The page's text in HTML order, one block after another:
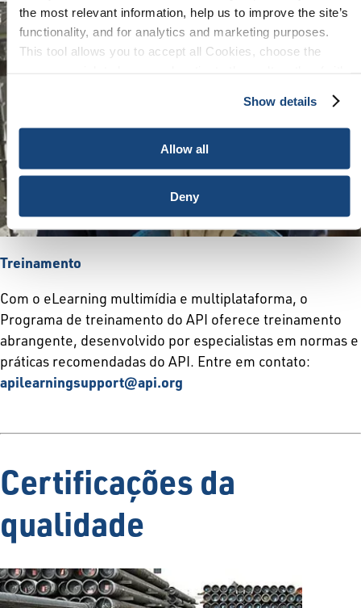
the most relevant information, help us to improve the site’s
functionality, and for analytics and marketing purposes.
This tool allows you to accept all Cookies, choose the
Show details
Allow all
Deny
Treinamento
Com o eLearning multimídia e multiplataforma, o
Programa de treinamento do API oferece treinamento
abrangente, desenvolvido por especialistas em normas e
práticas recomendadas do API. Entre em contato:
apilearningsupport@api.org
Certificações da
qualidade